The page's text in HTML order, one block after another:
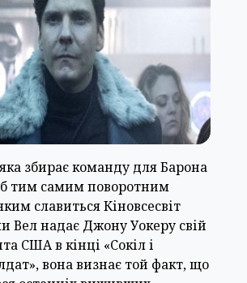
збирає команду для Барона
б тим самим поворотним
славиться Кіновсесвіт
Вел надає Джону Уокеру свій
США в кінці «Сокіл і
вона визнає той факт, що